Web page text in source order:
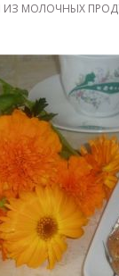
ИЗ МОЛОЧНЫХ